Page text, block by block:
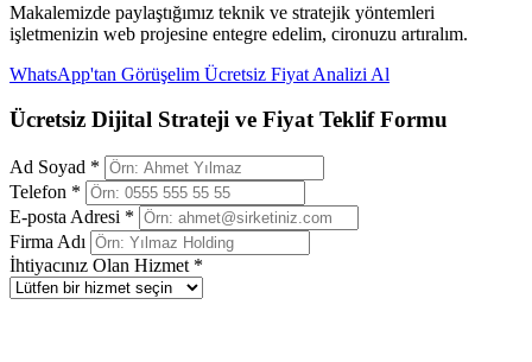
Makalemizde paylaştığımız teknik ve stratejik yöntemleri
işletmenizin web projesine entegre edelim, cironuzu artıralım.
WhatsApp'tan Görüşelim Ücretsiz Fiyat Analizi Al
Ücretsiz Dijital Strateji ve Fiyat Teklif Formu
Ad Soyad *
Telefon *
E-posta Adresi *
Firma Adı
İhtiyacınız Olan Hizmet *